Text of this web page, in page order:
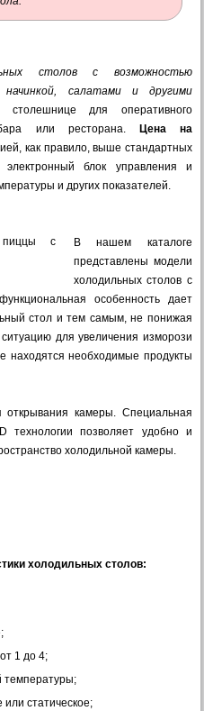
столов с возможностью
салатами и другими
для оперативного
или ресторана.
Цена на
как правило, выше стандартных
блок управления и
и других показателей.
В нашем каталоге
представлены модели
холодильных столов с
особенность дает
стол и тем самым, не понижая
для увеличения изморози
находятся необходимые продукты
камеры. Специальная
технологии позволяет удобно и
холодильной камеры.
холодильных столов:
1 до 4;
температуры;
статическое;